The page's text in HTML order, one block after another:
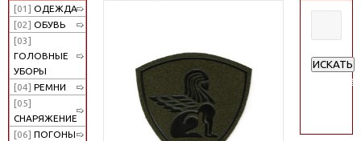
[01] ОДЕЖДА
[02] ОБУВЬ
[03]
ГОЛОВНЫЕ
УБОРЫ
[04] РЕМНИ
[05]
СНАРЯЖЕНИЕ
[06] ПОГОНЫ
ИСКАТЬ